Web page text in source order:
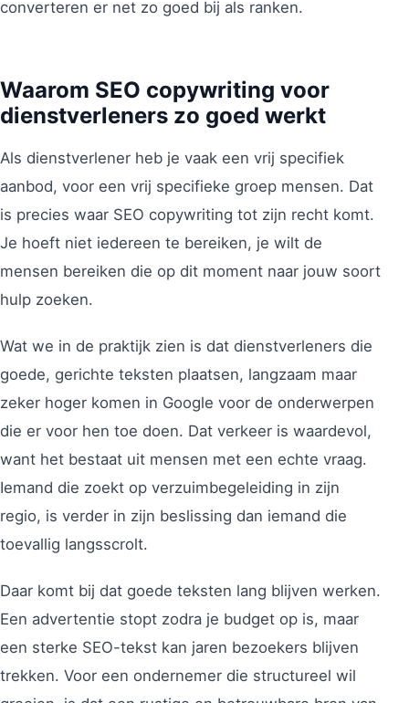
converteren er net zo goed bij als ranken.
Waarom SEO copywriting voor
dienstverleners zo goed werkt
Als dienstverlener heb je vaak een vrij specifiek
aanbod, voor een vrij specifieke groep mensen. Dat
is precies waar SEO copywriting tot zijn recht komt.
Je hoeft niet iedereen te bereiken, je wilt de
mensen bereiken die op dit moment naar jouw soort
hulp zoeken.
Wat we in de praktijk zien is dat dienstverleners die
goede, gerichte teksten plaatsen, langzaam maar
zeker hoger komen in Google voor de onderwerpen
die er voor hen toe doen. Dat verkeer is waardevol,
want het bestaat uit mensen met een echte vraag.
Iemand die zoekt op verzuimbegeleiding in zijn
regio, is verder in zijn beslissing dan iemand die
toevallig langsscrolt.
Daar komt bij dat goede teksten lang blijven werken.
Een advertentie stopt zodra je budget op is, maar
een sterke SEO-tekst kan jaren bezoekers blijven
trekken. Voor een ondernemer die structureel wil